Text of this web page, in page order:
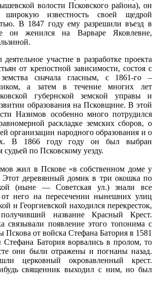
волости Псковского района), он
широкую известность своей щедрой
В 1847 году ему разрешили въезд в
он женился на Варваре Яковлевне,
участие в разработке проекта
от крепостной зависимости, состоя с
сначала гласным, с 1861-го –
а затем в течение многих лет
губернской земской управы и
образования на Псковщине. В этой
Назимов особенно много потрудился
раскладке земских сборов, о
организации народного образования и о
В 1866 году году он был выбран
по Псковскому уезду.
жил в Пскове «в собственном доме у
Этот деревянный домик в три окошка по
(ныне — Советская ул.) знали все
него на пересечении нынешних улиц
и Георгиевской находился перекресток,
название Красный Крест.
связывали появление этого топонима с
от войска Стефана Батория в 1581
Стефана Батория ворвались в пролом, то
они были отражены и погнаны назад.
церковный окровавленный крест.
священник выходил с ним, но был